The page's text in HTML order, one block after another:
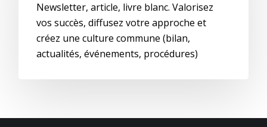
Newsletter, article, livre blanc. Valorisez
vos succès, diffusez votre approche et
créez une culture commune (bilan,
actualités, événements, procédures)